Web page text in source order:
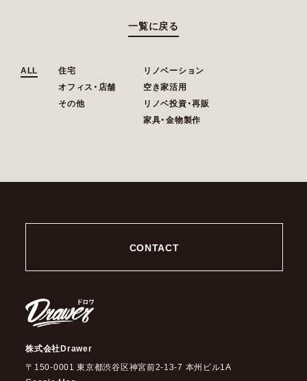
一覧に戻る
ALL
住宅
オフィス・店舗
その他
リノベーション
空き家活用
リノベ投資・再販
家具・金物製作
CONTACT
株式会社Drawer
〒150-0001 東京都渋谷区神宮前2-13-7 本州ビル1A